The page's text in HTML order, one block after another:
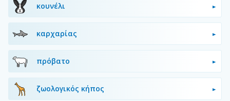
κουνέλι
καρχαρίας
πρόβατο
ζωολογικός κήπος